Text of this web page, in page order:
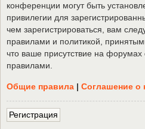
конференции могут быть
привилегии для
чем зарегистрироваться, вам
правилами и политикой,
что ваше присутствие на форумах
правилами.
Общие правила | Соглашение о
Регистрация